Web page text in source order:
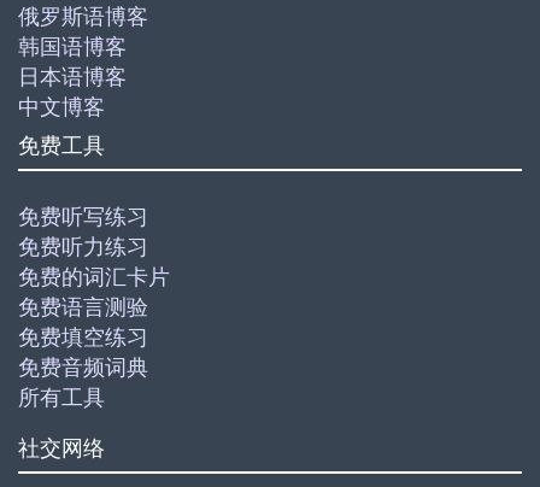
俄罗斯语博客
韩国语博客
日本语博客
中文博客
免费工具
免费听写练习
免费听力练习
免费的词汇卡片
免费语言测验
免费填空练习
免费音频词典
所有工具
社交网络